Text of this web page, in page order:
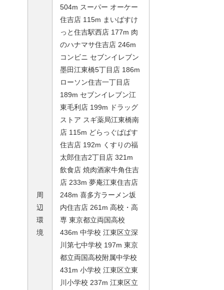
周
辺
環
境
504m スーパー オーケー
住吉店 115m まいばすけ
っと住吉駅西店 177m 肉
のハナマサ住吉店 246m
コンビニ セブンイレブン
墨田江東橋5丁目店 186m
ローソン住吉一丁目店
189m セブンイレブン江
東毛利店 199m ドラッグ
ストア スギ薬局江東橋南
店 115m どらっぐぱぱす
住吉店 192m くすりの福
太郎住吉2丁目店 321m
飲食店 焼肉酒家牛角住吉
店 233m 夢庵江東住吉店
248m 喜多方ラーメン坂
内住吉店 261m 高校・高
専 東京都立両国高校
436m 中学校 江東区立深
川第七中学校 197m 東京
都立両国高校附属中学校
431m 小学校 江東区立東
川小学校 237m 江東区立